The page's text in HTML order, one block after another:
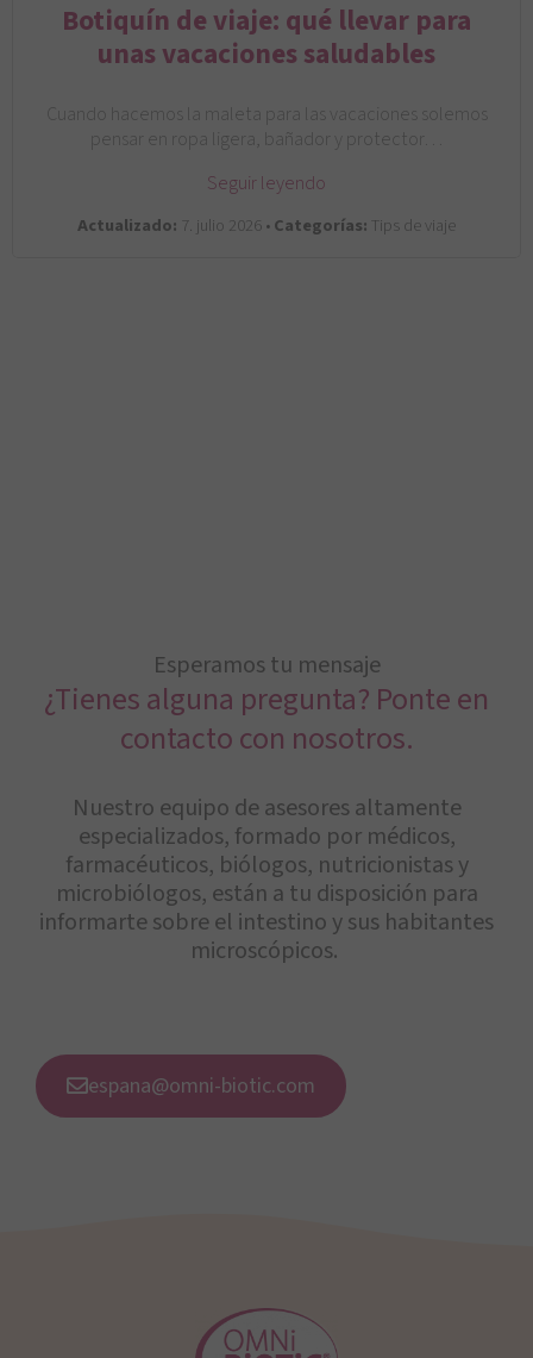
Botiquín de viaje: qué llevar para
unas vacaciones saludables
Cuando hacemos la maleta para las vacaciones solemos
pensar en ropa ligera, bañador y protector…
Seguir leyendo
Actualizado: 7. julio 2026 •Categorías: Tips de viaje
Esperamos tu mensaje
¿Tienes alguna pregunta? Ponte en
contacto con nosotros.
Nuestro equipo de asesores altamente
especializados, formado por médicos,
farmacéuticos, biólogos, nutricionistas y
microbiólogos, están a tu disposición para
informarte sobre el intestino y sus habitantes
microscópicos.
espana@omni-biotic.com